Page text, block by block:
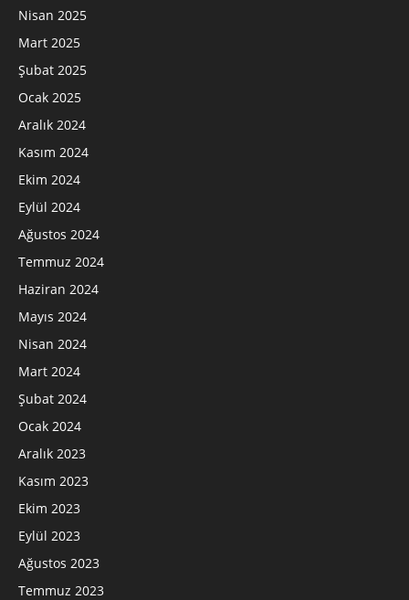
Nisan 2025
Mart 2025
Şubat 2025
Ocak 2025
Aralık 2024
Kasım 2024
Ekim 2024
Eylül 2024
Ağustos 2024
Temmuz 2024
Haziran 2024
Mayıs 2024
Nisan 2024
Mart 2024
Şubat 2024
Ocak 2024
Aralık 2023
Kasım 2023
Ekim 2023
Eylül 2023
Ağustos 2023
Temmuz 2023